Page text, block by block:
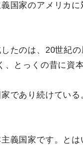
国家のアメリカ
たのは、20世紀の
とっくの昔に資
であり続けてい
義国家です。と